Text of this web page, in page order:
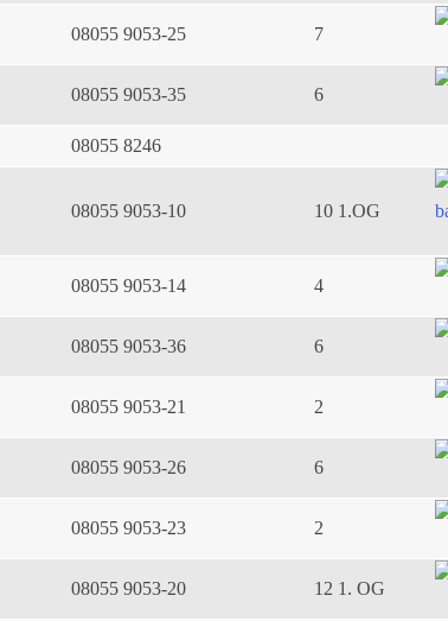
08055 9053-25 7
08055 9053-35 6
08055 8246
08055 9053-10
10 1.OG
08055 9053-14 4
08055 9053-36 6
08055 9053-21 2
08055 9053-26 6
08055 9053-23 2
08055 9053-20 12 1. OG